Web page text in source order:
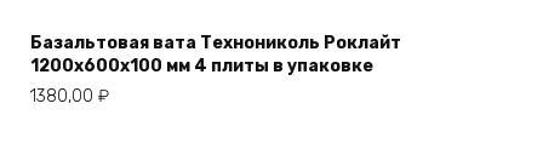
Базальтовая вата Технониколь Роклайт
1200х600х100 мм 4 плиты в упаковке
1380,00 ₽